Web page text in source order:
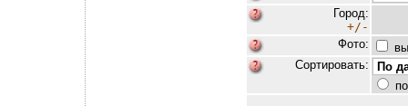
Город:
+/-
Фото:
Сортировать: